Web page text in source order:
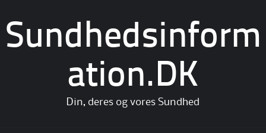
Sundhedsinform
ation.DK
Din, deres og vores Sundhed